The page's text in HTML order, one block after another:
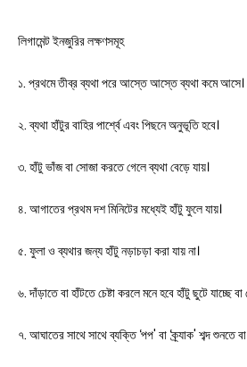
লিগামেন্ট ইনজুরির লক্ষণসমূহ
১. প্রথমে তীব্র ব্যথা পরে আস্তে আস্তে ব্যথা কমে আসে।
২. ব্যথা হাঁটুর বাহির পার্শ্বে এবং পিছনে অনুভূতি হবে।
৩. হাঁটু ভাঁজ বা সোজা করতে গেলে ব্যথা বেড়ে যায়।
৪. আগাতের প্রথম দশ মিনিটের মধ্যেই হাঁটু ফুলে যায়।
৫. ফুলা ও ব্যথার জন্য হাঁটু নড়াচড়া করা যায় না।
৬. দাঁড়াতে বা হাঁটতে চেষ্টা করলে মনে হবে হাঁটু ছুটে যাচ্ছে বা
৭. আঘাতের সাথে সাথে ব্যক্তি ‘পপ' বা ‘ক্র্যাক' শব্দ শুনতে